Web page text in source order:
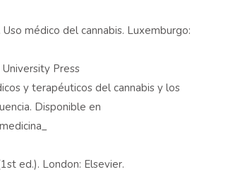
médico del cannabis. Luxemburgo:
Press
y terapéuticos del cannabis y los
Disponible en
ed.). London: Elsevier.